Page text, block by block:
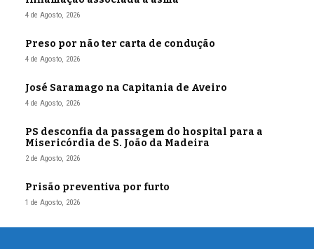
4 de Agosto, 2026
Preso por não ter carta de condução
4 de Agosto, 2026
José Saramago na Capitania de Aveiro
4 de Agosto, 2026
PS desconfia da passagem do hospital para a
Misericórdia de S. João da Madeira
2 de Agosto, 2026
Prisão preventiva por furto
1 de Agosto, 2026